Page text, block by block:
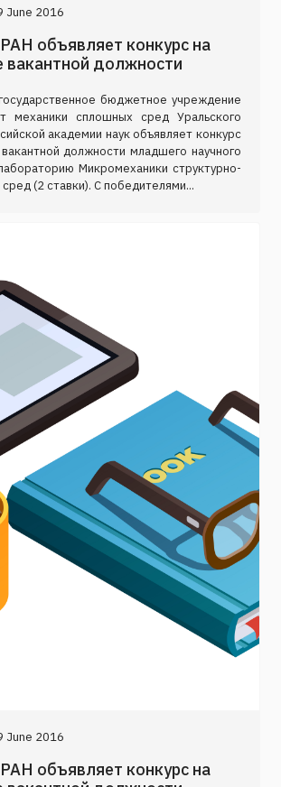
June 2016
объявляет конкурс на
вакантной должности
бюджетное учреждение
механики сплошных сред Уральского
академии наук объявляет конкурс
должности младшего научного
Микромеханики структурно-
(2 ставки). C победителями...
June 2016
объявляет конкурс на